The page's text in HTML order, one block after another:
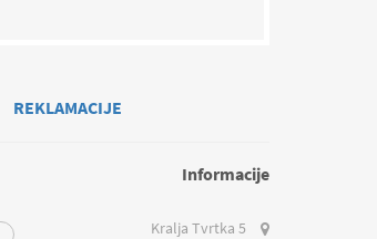
REKLAMACIJE
Informacije
Kralja Tvrtka 5